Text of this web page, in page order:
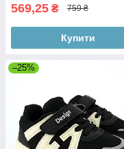
569,25 ₴ 759 ₴
Купити
–25%